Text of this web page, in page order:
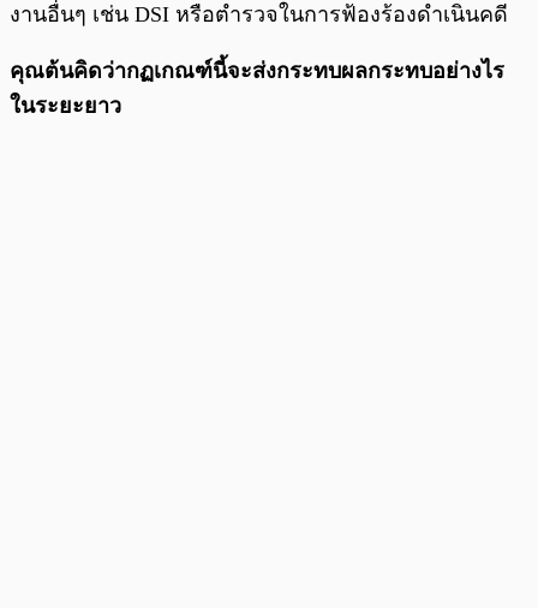
งานอื่นๆ เช่น DSI หรือตำรวจในการฟ้องร้องดำเนินคดี
คุณต้นคิดว่ากฏเกณฑ์นี้จะส่งกระทบผลกระทบอย่างไร
ในระยะยาว